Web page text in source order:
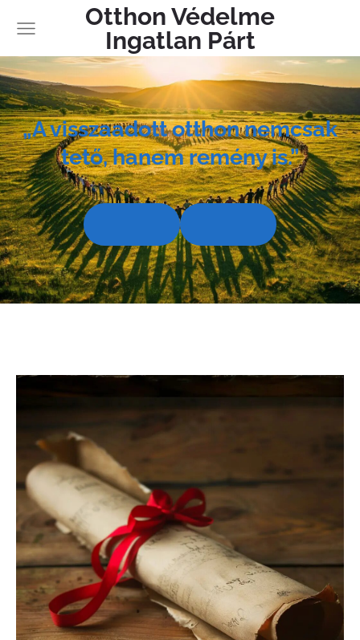
Otthon Védelme
Ingatlan Párt
„A visszaadott otthon nemcsak
tető, hanem remény is.”